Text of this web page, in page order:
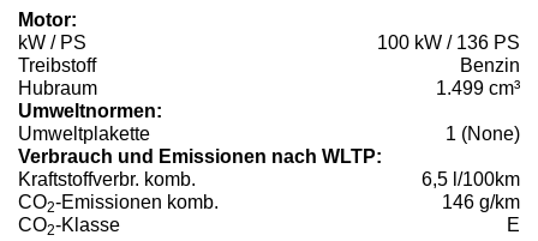
Motor:
kW / PS
100 kW / 136 PS
Treibstoff
Benzin
Hubraum
1.499 cm³
Umweltnormen:
Umweltplakette
1 (None)
Verbrauch und Emissionen nach WLTP:
Kraftstoffverbr. komb.
6,5 l/100km
CO2-Emissionen komb.
146 g/km
CO2-Klasse E